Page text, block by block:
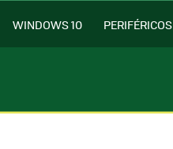
WINDOWS 10 PERIFÉRICOS